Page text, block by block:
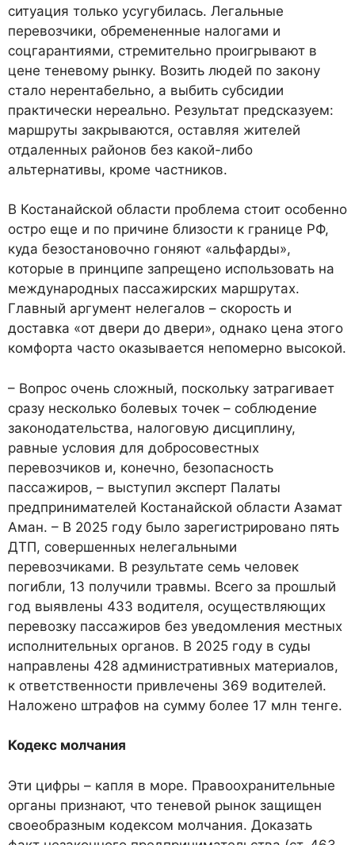
ситуация только усугубилась. Легальные
перевозчики, обремененные налогами и
соцгарантиями, стремительно проигрывают в
цене теневому рынку. Возить людей по закону
стало нерентабельно, а выбить субсидии
практически нереально. Результат предсказуем:
маршруты закрываются, оставляя жителей
отдаленных районов без какой-либо
альтернативы, кроме частников.
В Костанайской области проблема стоит особенно
остро еще и по причине близости к границе РФ,
куда безостановочно гоняют «альфарды»,
которые в принципе запрещено использовать на
международных пассажирских маршрутах.
Главный аргумент нелегалов – скорость и
доставка «от двери до двери», однако цена этого
комфорта часто оказывается непомерно высокой.
– Вопрос очень сложный, поскольку затрагивает
сразу несколько болевых точек – соблюдение
законодательства, налоговую дисциплину,
равные условия для добросовестных
перевозчиков и, конечно, безопасность
пассажиров, – выступил эксперт Палаты
предпринимателей Костанайской области Азамат
Аман. – В 2025 году было зарегистрировано пять
ДТП, совершенных нелегальными
перевозчиками. В результате семь человек
погибли, 13 получили травмы. Всего за прошлый
год выявлены 433 водителя, осуществляющих
перевозку пассажиров без уведомления местных
исполнительных органов. В 2025 году в суды
направлены 428 административных материалов,
к ответственности привлечены 369 водителей.
Наложено штрафов на сумму более 17 млн тенге.
Кодекс молчания
Эти цифры – капля в море. Правоохранительные
органы признают, что теневой рынок защищен
своеобразным кодексом молчания. Доказать